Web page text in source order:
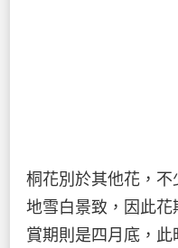
桐花別於其他花，不
地雪白景致，因此
賞期則是四月底，